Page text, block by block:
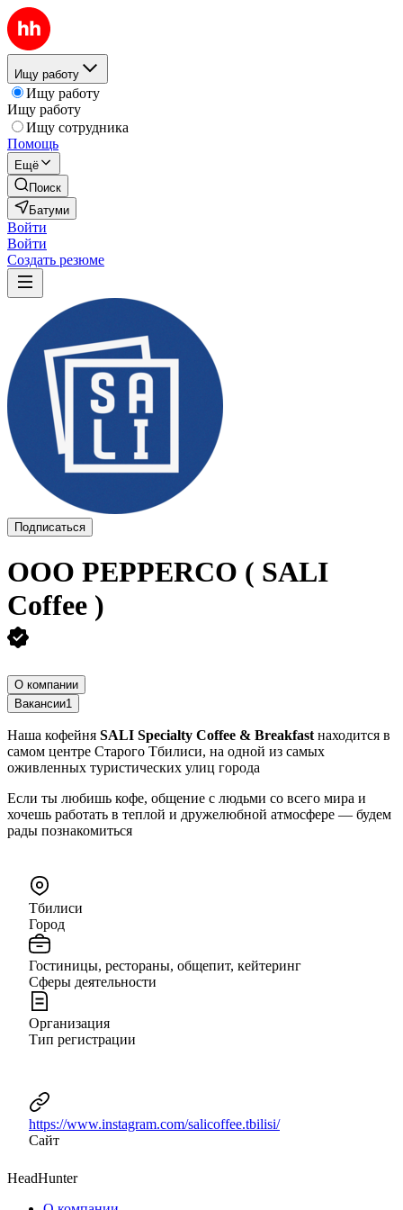
Ищу работу
Ищу работу
Ищу работу
Ищу сотрудника
Помощь
Ещё
Поиск
Батуми
Войти
Войти
Создать резюме
Подписаться
ООО PEPPERCO ( SALI
Coffee )
О компании
Вакансии1
Наша кофейня SALI Specialty Coffee & Breakfast находится в
самом центре Старого Тбилиси, на одной из самых
оживленных туристических улиц города
Если ты любишь кофе, общение с людьми со всего мира и
хочешь работать в теплой и дружелюбной атмосфере — будем
рады познакомиться
Тбилиси
Город
Гостиницы, рестораны, общепит, кейтеринг
Сферы деятельности
Организация
Тип регистрации
https://www.instagram.com/salicoffee.tbilisi/
Сайт
HeadHunter